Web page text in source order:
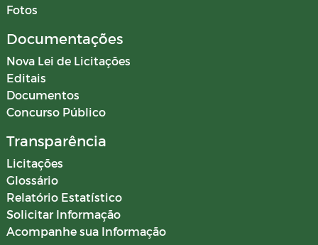
Fotos
Documentações
Nova Lei de Licitações
Editais
Documentos
Concurso Público
Transparência
Licitações
Glossário
Relatório Estatístico
Solicitar Informação
Acompanhe sua Informação